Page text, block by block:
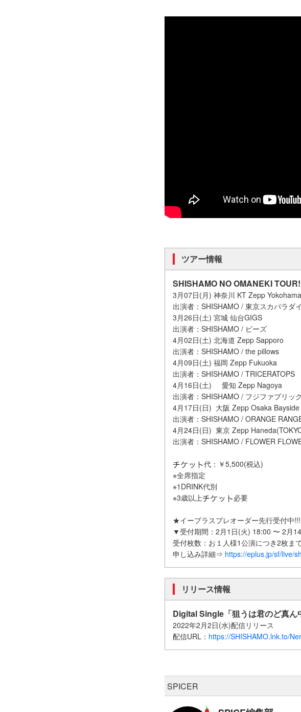
ツアー情報
SHISHAMO NO OMANEKI
3月07日(月) 神奈川 KT Zepp Yokohama
出演者：SHISHAMO / 東京スカパラダ
3月26日(土) 宮城 仙台GIGS
出演者：SHISHAMO / ピーズ
4月02日(土) 北海道 Zepp Sapporo
出演者：SHISHAMO / the pillows
4月09日(土) 福岡 Zepp Fukuoka
出演者：SHISHAMO / TRICERATOPS
4月16日(土) 愛知 Zepp Nagoya
出演者：SHISHAMO / フジファブリック
4月17日(日) 大阪 Zepp Osaka Bayside
出演者：SHISHAMO / ORANGE
4月24日(日) 東京 Zepp
出演者：SHISHAMO / FLOWER
代：￥5,500(税込)
※全席指定
※1DRINK代別
※3歳以上
必要
★イープラスプレオーダー先行受付中
▼受付期間：2月1日(火) 18:00 〜 2月
受付枚数：お１人様1公演につき2枚ま
申し込み詳細⇒ https://eplus.jp/sf/live/
リリース情報
Digital Single「狙うは君のど真ん
2022年2月2日(水)配信リリース
配信URL： https://SHISHAMO.lnk.to/
SPICER